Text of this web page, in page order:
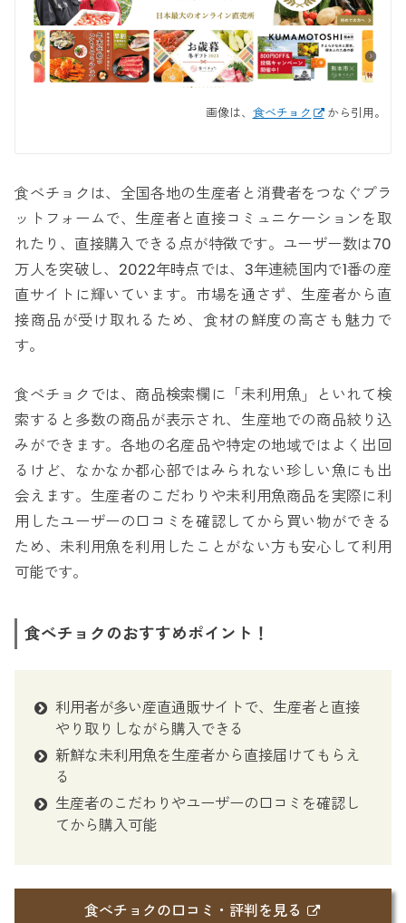
画像は、 食べチョク から引用。
食べチョクは、全国各地の生産者と消費者をつなぐプラ
ットフォームで、生産者と直接コミュニケーションを取
れたり、直接購入できる点が特徴です。ユーザー数は70
万人を突破し、2022年時点では、3年連続国内で1番の産
直サイトに輝いています。市場を通さず、生産者から直
接商品が受け取れるため、食材の鮮度の高さも魅力で
す。
食べチョクでは、商品検索欄に「未利用魚」といれて検
索すると多数の商品が表示され、生産地での商品絞り込
みができます。各地の名産品や特定の地域ではよく出回
るけど、なかなか都心部ではみられない珍しい魚にも出
会えます。生産者のこだわりや未利用魚商品を実際に利
用したユーザーの口コミを確認してから買い物ができる
ため、未利用魚を利用したことがない方も安心して利用
可能です。
食べチョクのおすすめポイント！
利用者が多い産直通販サイトで、生産者と直接
やり取りしながら購入できる
新鮮な未利用魚を生産者から直接届けてもらえ
る
生産者のこだわりやユーザーの口コミを確認し
てから購入可能
食べチョクの口コミ・評判を見る